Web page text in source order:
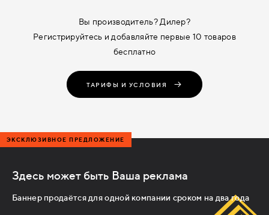
Вы производитель? Дилер?
Регистрируйтесь и добавляйте первые 10 товаров
бесплатно
ТАРИФЫ И УСЛОВИЯ
ЭКСКЛЮЗИВНОЕ ПРЕДЛОЖЕНИЕ
Здесь может быть Ваша реклама
Баннер продаётся для одной компании сроком на два года